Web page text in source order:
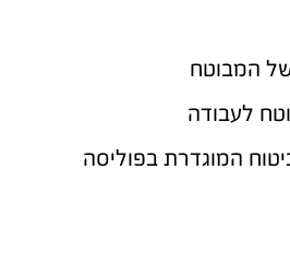
המבוטח
לעבודה
המוגדרת בפוליסה